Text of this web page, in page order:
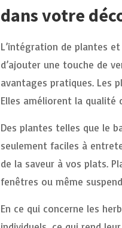
dans votre
L’intégration de plantes
d’ajouter une touche de
avantages pratiques. Les
Elles améliorent la qualité
Des plantes telles que le
seulement faciles à
de la saveur à vos plats.
fenêtres ou même
En ce qui concerne les